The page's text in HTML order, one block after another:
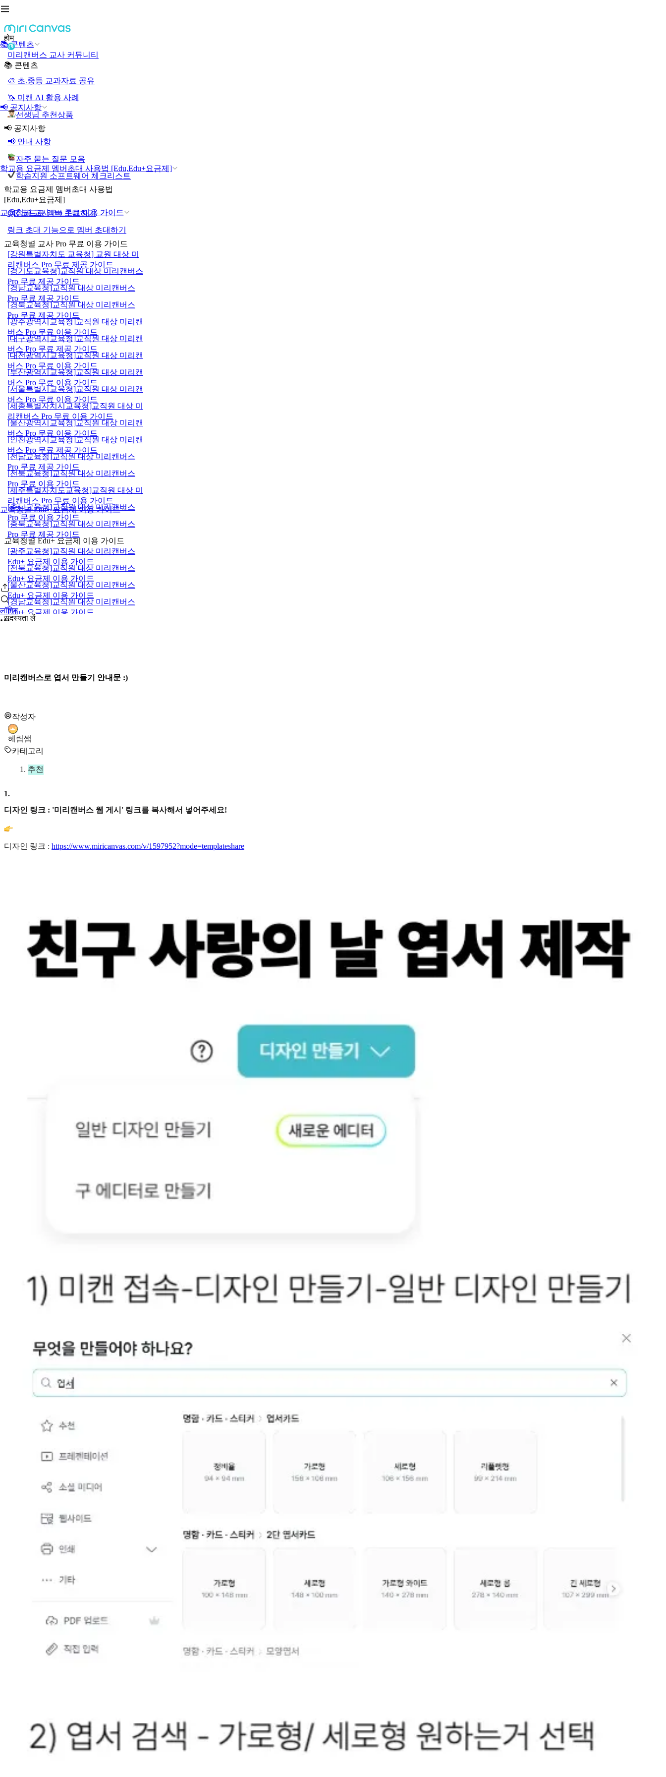
📚 콘텐츠
📢 공지사항
학교용 요금제 멤버초대 사용법 [Edu,Edu+요금제]
교육청별 교사 Pro 무료 이용 가이드
교육청별 Edu+ 요금제 이용 가이드
लॉगिन
होम
미리캔버스 교사 커뮤니티
📚 콘텐츠
🎨 초.중등 교과자료 공유
🦄 미캔 AI 활용 사례
선생님 추천상품
📢 공지사항
📢 안내 사항
자주 묻는 질문 모음
학습지원 소프트웨어 체크리스트
학교용 요금제 멤버초대 사용법
[Edu,Edu+요금제]
QR 코드로 멤버 초대하기
링크 초대 기능으로 멤버 초대하기
교육청별 교사 Pro 무료 이용 가이드
[강원특별자치도 교육청] 교원 대상 미
리캔버스 Pro 무료 제공 가이드
[경기도교육청]교직원 대상 미리캔버스
Pro 무료 제공 가이드
[경남교육청]교직원 대상 미리캔버스
Pro 무료 제공 가이드
[경북교육청]교직원 대상 미리캔버스
Pro 무료 제공 가이드
[광주광역시교육청]교직원 대상 미리캔
버스 Pro 무료 이용 가이드
[대구광역시교육청]교직원 대상 미리캔
버스 Pro 무료 제공 가이드
[대전광역시교육청]교직원 대상 미리캔
버스 Pro 무료 이용 가이드
[부산광역시교육청]교직원 대상 미리캔
버스 Pro 무료 이용 가이드
[서울특별시교육청]교직원 대상 미리캔
버스 Pro 무료 이용 가이드
[세종특별자치시교육청]교직원 대상 미
리캔버스 Pro 무료 이용 가이드
[울산광역시교육청]교직원 대상 미리캔
버스 Pro 무료 이용 가이드
[인천광역시교육청]교직원 대상 미리캔
버스 Pro 무료 제공 가이드
[전남교육청]교직원 대상 미리캔버스
Pro 무료 제공 가이드
[전북교육청]교직원 대상 미리캔버스
Pro 무료 이용 가이드
[제주특별자치도교육청]교직원 대상 미
리캔버스 Pro 무료 이용 가이드
[충남교육청]교직원 대상 미리캔버스
Pro 무료 이용 가이드
[충북교육청]교직원 대상 미리캔버스
Pro 무료 제공 가이드
교육청별 Edu+ 요금제 이용 가이드
[광주교육청]교직원 대상 미리캔버스
Edu+ 요금제 이용 가이드
[전북교육청]교직원 대상 미리캔버스
Edu+ 요금제 이용 가이드
[울산교육청]교직원 대상 미리캔버스
Edu+ 요금제 이용 가이드
[경남교육청]교직원 대상 미리캔버스
Edu+ 요금제 이용 가이드
सदस्यता लें
미리캔버스로 엽서 만들기 안내문 :)
작성자
혜림쌤
카테고리
추천
1.
디자인 링크 : '미리캔버스 웹 게시' 링크를 복사해서 넣어주세요!
디자인 링크 : https://www.miricanvas.com/v/1597952?mode=templateshare